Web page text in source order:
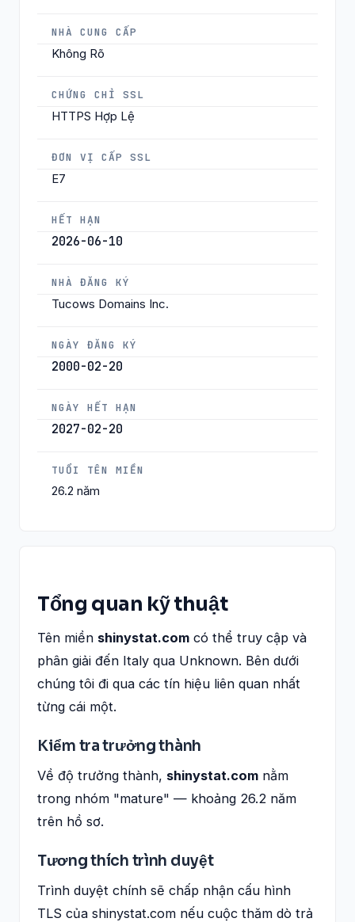
NHÀ CUNG CẤP
Không Rõ
CHỨNG CHỈ SSL
HTTPS Hợp Lệ
ĐƠN VỊ CẤP SSL
E7
HẾT HẠN
2026-06-10
NHÀ ĐĂNG KÝ
Tucows Domains Inc.
NGÀY ĐĂNG KÝ
2000-02-20
NGÀY HẾT HẠN
2027-02-20
TUỔI TÊN MIỀN
26.2 năm
Tổng quan kỹ thuật
Tên miền shinystat.com có thể truy cập và
phân giải đến Italy qua Unknown. Bên dưới
chúng tôi đi qua các tín hiệu liên quan nhất
từng cái một.
Kiểm tra trưởng thành
Về độ trưởng thành, shinystat.com nằm
trong nhóm "mature" — khoảng 26.2 năm
trên hồ sơ.
Tương thích trình duyệt
Trình duyệt chính sẽ chấp nhận cấu hình
TLS của shinystat.com nếu cuộc thăm dò trả